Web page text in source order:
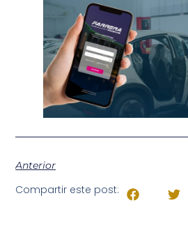
Anterior
Compartir este post: